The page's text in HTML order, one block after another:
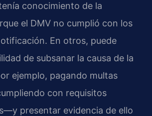
conocimiento de la
el DMV no cumplió con los
En otros, puede
de subsanar la causa de la
ejemplo, pagando multas
con requisitos
presentar evidencia de ello